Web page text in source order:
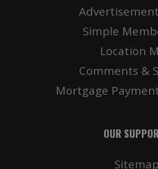
Simple
Location
Comments &
Mortgage
OUR
Sitemap